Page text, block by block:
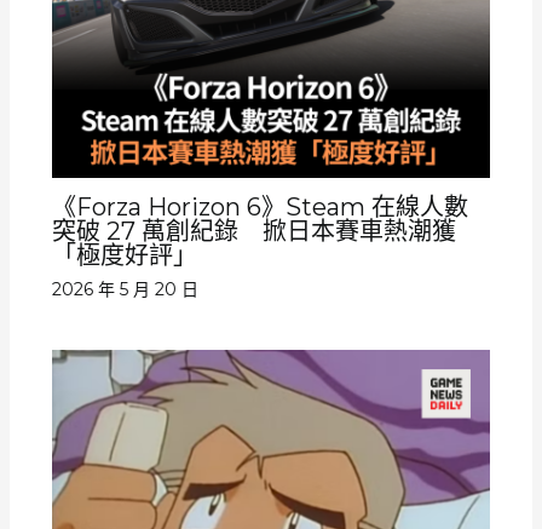
《Forza Horizon 6》Steam 在線人數
突破 27 萬創紀錄 掀日本賽車熱潮獲
「極度好評」
2026 年 5 月 20 日